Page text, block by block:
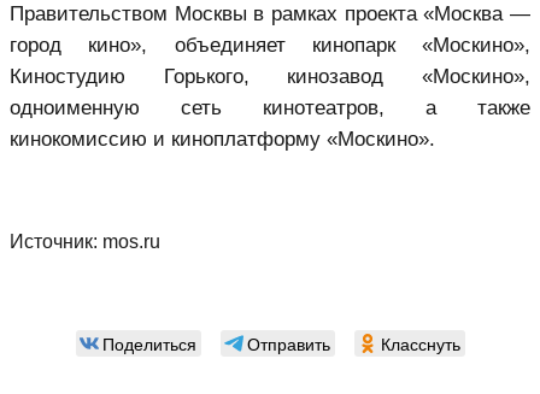
Правительством Москвы в рамках проекта «Москва —
город кино», объединяет кинопарк «Москино»,
Киностудию Горького, кинозавод «Москино»,
одноименную сеть кинотеатров, а также
кинокомиссию и киноплатформу «Москино».
Источник: mos.ru
Поделиться Отправить Класснуть